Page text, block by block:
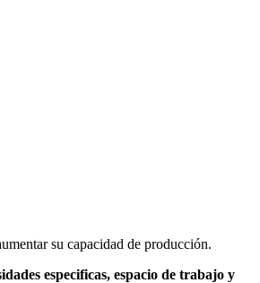
su capacidad de producción.
especificas, espacio de trabajo y